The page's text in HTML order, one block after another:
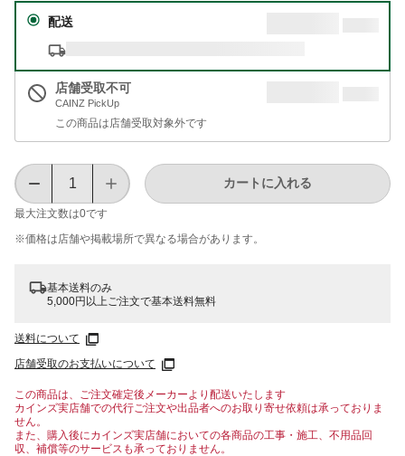
配送
店舗受取不可
CAINZ PickUp
この商品は店舗受取対象外です
最大注文数は0です
カートに入れる
※価格は​店舗や​掲載場所で​異なる​場合が​あります。
基本送料のみ
5,000円以上ご注文で基本送料無料
送料について
店舗受取のお支払いについて
この商品は、ご注文確定後メーカーより配送いたします
カインズ実店舗での代行ご注文や出品者へのお取り寄せ依頼は承っておりま
せん。
また、購入後にカインズ実店舗においての各商品の工事・施工、不用品回
収、補償等のサービスも承っておりません。